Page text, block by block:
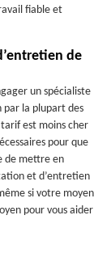
fiable et
de
un spécialiste
la plupart des
est moins cher
pour que
de mettre en
et d’entretien
si votre moyen
pour vous aider